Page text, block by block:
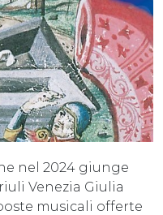
nel 2024 giunge
Venezia Giulia
musicali offerte